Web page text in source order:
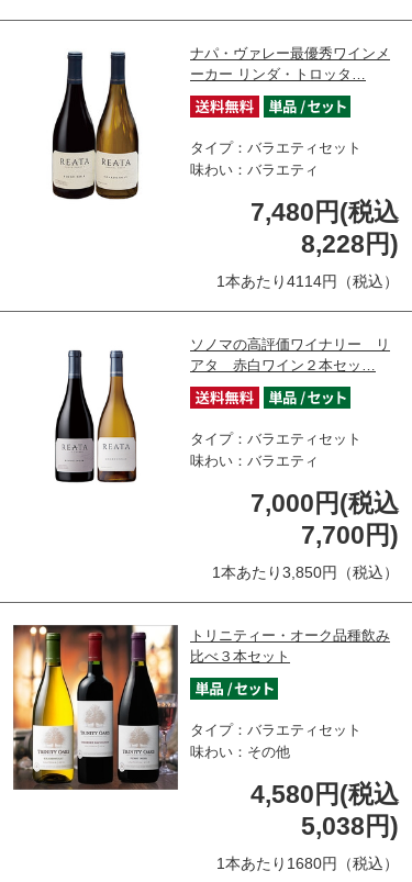
ナパ・ヴァレー最優秀ワインメ
ーカー リンダ・トロッタ…
タイプ：バラエティセット
味わい：バラエティ
7,480円(税込
8,228円)
1本あたり4114円（税込）
ソノマの高評価ワイナリー リ
アタ 赤白ワイン２本セッ…
タイプ：バラエティセット
味わい：バラエティ
7,000円(税込
7,700円)
1本あたり3,850円（税込）
トリニティー・オーク品種飲み
比べ３本セット
タイプ：バラエティセット
味わい：その他
4,580円(税込
5,038円)
1本あたり1680円（税込）